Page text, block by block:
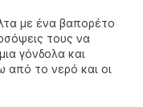
με ένα βαπορέτο
τους να
γόνδολα και
από το νερό και οι